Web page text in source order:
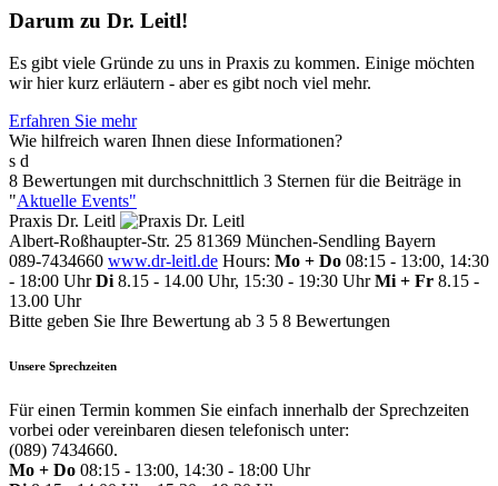
Darum zu Dr. Leitl!
Es gibt viele Gründe zu uns in Praxis zu kommen. Einige möchten
wir hier kurz erläutern - aber es gibt noch viel mehr.
Erfahren Sie mehr
Wie hilfreich waren Ihnen diese Informationen?
s d
8 Bewertungen mit durchschnittlich 3 Sternen für die Beiträge in
"Aktuelle Events"
Praxis Dr. Leitl
Albert-Roßhaupter-Str. 25 81369 München-Sendling Bayern
089-7434660 www.dr-leitl.de Hours: Mo + Do 08:15 - 13:00, 14:30
- 18:00 UhrDi8.15 - 14.00 Uhr, 15:30 - 19:30 UhrMi + Fr 8.15 -
13.00 Uhr
Bitte geben Sie Ihre Bewertung ab 3 5 8 Bewertungen
Unsere Sprechzeiten
Für einen Termin kommen Sie einfach innerhalb der Sprechzeiten
vorbei oder vereinbaren diesen telefonisch unter:
(089) 7434660.
Mo + Do 08:15 - 13:00, 14:30 - 18:00 Uhr